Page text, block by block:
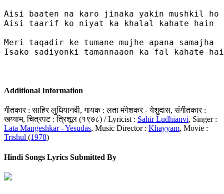
Aisi baaten na karo jinaka yakin mushkil ho
Aisi taarif ko niyat ka khalal kahate hain
Meri taqadir ke tumane mujhe apana samajha
Isako sadiyonki tamannaaon ka fal kahate
Additional Information
गीतकार : साहिर लुधियानवी, गायक : लता मंगेशकर - येशुदास, संगीतकार :
खय्याम, चित्रपट : त्रिशूल (१९७८) / Lyricist : Sahir Ludhianvi, Singer :
Lata Mangeshkar - Yesudas, Music Director : Khayyam, Movie :
Trishul (1978)
Hindi Songs Lyrics Submitted By